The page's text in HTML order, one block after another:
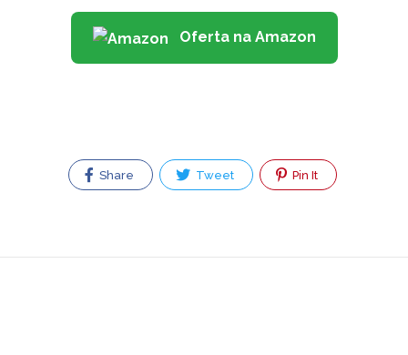
Oferta na Amazon
Share Tweet Pin It